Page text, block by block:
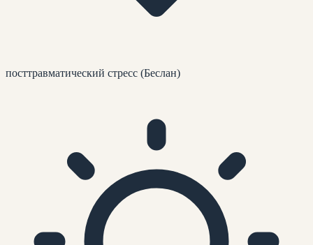
посттравматический стресс (Беслан)